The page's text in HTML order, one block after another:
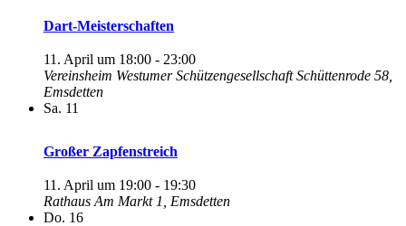
Dart-Meisterschaften
11. April um 18:00 - 23:00
Vereinsheim Westumer SchützengesellschaftSchüttenrode 58,
Emsdetten
Sa. 11
Großer Zapfenstreich
11. April um 19:00 - 19:30
Rathaus Am Markt 1, Emsdetten
Do. 16